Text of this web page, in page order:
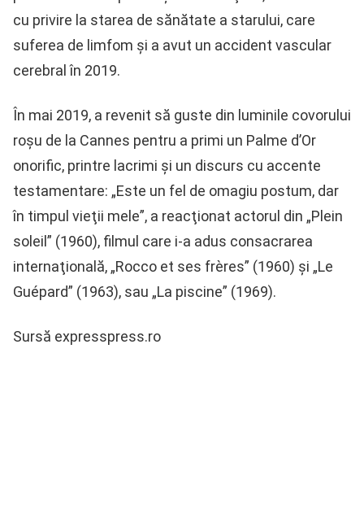
cu privire la starea de sănătate a starului, care
suferea de limfom şi a avut un accident vascular
cerebral în 2019.
În mai 2019, a revenit să guste din luminile covorului
roşu de la Cannes pentru a primi un Palme d’Or
onorific, printre lacrimi şi un discurs cu accente
testamentare: „Este un fel de omagiu postum, dar
în timpul vieţii mele”, a reacţionat actorul din „Plein
soleil” (1960), filmul care i-a adus consacrarea
internaţională, „Rocco et ses frères” (1960) şi „Le
Guépard” (1963), sau „La piscine” (1969).
Sursă expresspress.ro